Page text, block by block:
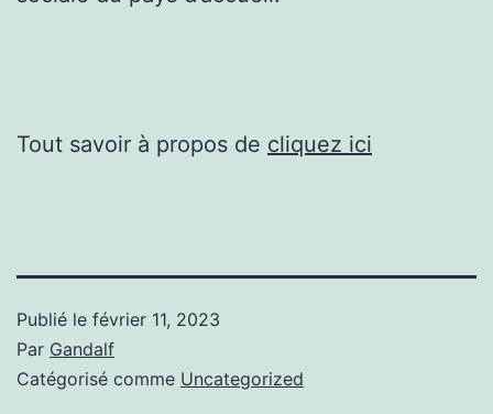
Tout savoir à propos de cliquez ici
Publié le février 11, 2023
Par Gandalf
Catégorisé comme Uncategorized